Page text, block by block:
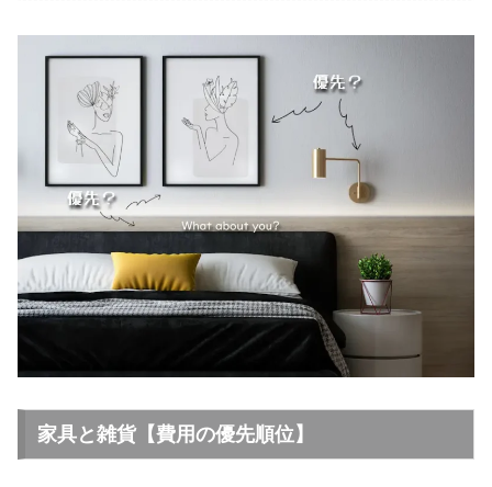
家具と雑貨【費用の優先順位】